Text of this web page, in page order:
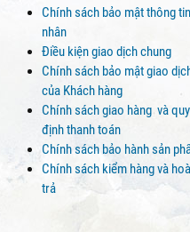
Chính sách bảo mật thông
nhân
Điều kiện giao dịch chung
Chính sách bảo mật giao
của Khách hàng
Chính sách giao hàng và quy
định thanh toán
Chính sách bảo hành sản
Chính sách kiểm hàng và
trả